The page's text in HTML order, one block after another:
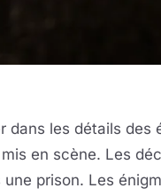
dans les détails des
en scène. Les
prison. Les